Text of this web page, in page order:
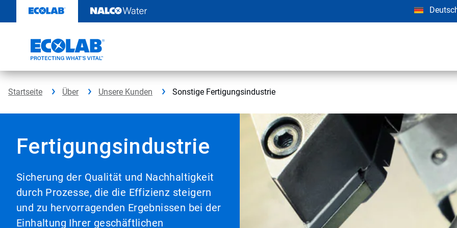
Inhalt
Startseite Über Unsere Kunden Sonstige Fertigungsindustrie
Fertigungsindustrie
Sicherung der Qualität und Nachhaltigkeit
durch Prozesse, die die Effizienz steigern
und zu hervorragenden Ergebnissen bei der
Einhaltung Ihrer geschäftlichen